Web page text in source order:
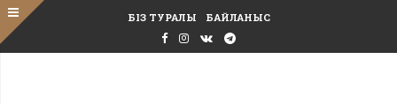
БІЗ ТУРАЛЫ БАЙЛАНЫС